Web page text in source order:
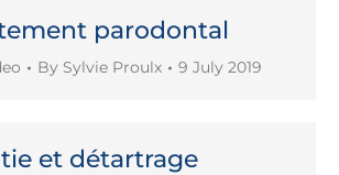
parodontal
By Sylvie Proulx 9 July 2019
et détartrage